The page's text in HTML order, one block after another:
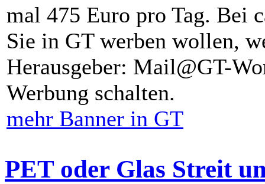
mal 475 Euro pro Tag. Bei
Sie in GT werben wollen,
Herausgeber: Mail@GT-
Werbung schalten.
mehr Banner in GT
PET oder Glas Streit